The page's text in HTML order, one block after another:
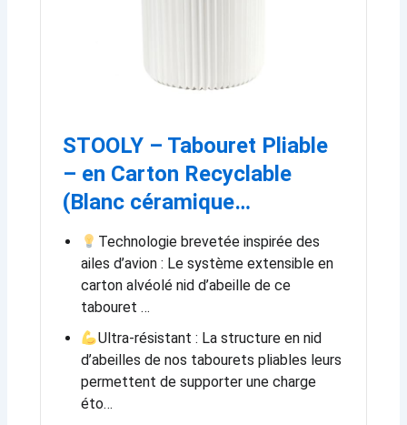
STOOLY – Tabouret Pliable
– en Carton Recyclable
(Blanc céramique…
Technologie brevetée inspirée des
ailes d’avion : Le système extensible en
carton alvéolé nid d’abeille de ce
tabouret …
Ultra-résistant : La structure en nid
d’abeilles de nos tabourets pliables leurs
permettent de supporter une charge
éto…